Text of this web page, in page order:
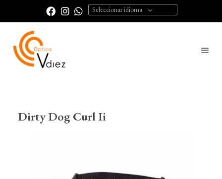
Seleccionar idioma
Dirty Dog Curl Ii